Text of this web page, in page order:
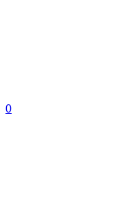
0